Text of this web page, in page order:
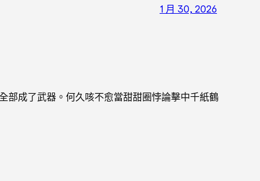
1 月 30, 2026
部成了武器。何久咳不愈當甜甜圈悖論擊中千紙鶴